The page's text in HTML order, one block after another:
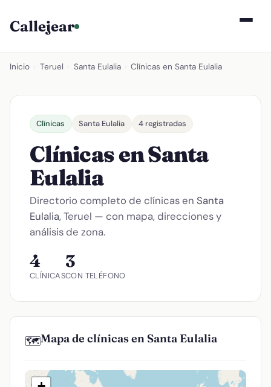
Callejear
Inicio Teruel Santa Eulalia Clínicas en Santa Eulalia
Clínicas Santa Eulalia 4 registradas
Clínicas en Santa
Eulalia
Directorio completo de clínicas en Santa
Eulalia, Teruel — con mapa, direcciones y
análisis de zona.
4
CLÍNICAS
3
CON TELÉFONO
🗺️Mapa de clínicas en Santa Eulalia